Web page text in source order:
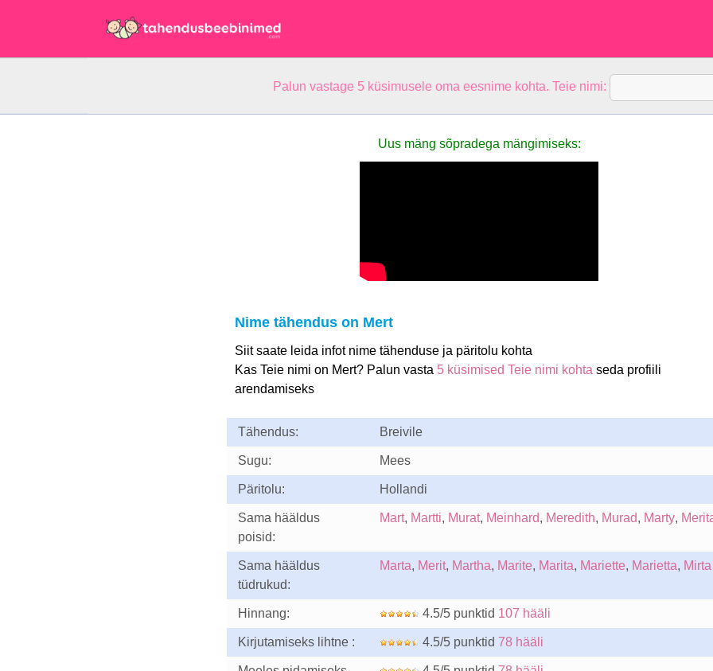
Palun vastage 5 küsimusele oma eesnime kohta. Teie nimi:
Uus mäng sõpradega mängimiseks:
Nime tähendus on Mert
Siit saate leida infot nime tähenduse ja päritolu kohta
Kas Teie nimi on Mert? Palun vasta 5 küsimised Teie nimi kohta seda profiili
arendamiseks
Tähendus: Breivile
Sugu: Mees
Päritolu: Hollandi
Sama hääldus
poisid:
Mart, Martti, Murat, Meinhard, Meredith, Murad, Marty,
Sama hääldus
tüdrukud:
Marta, Merit, Martha, Marite, Marita, Mariette, Marietta, Mirta
Hinnang: 4.5/5 punktid 107 hääli
Kirjutamiseks lihtne : 4.5/5 punktid 78 hääli